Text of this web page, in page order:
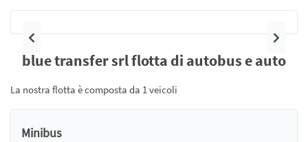
Precedente
blue transfer srl flotta di autobus e auto
La nostra flotta è composta da 1 veicoli
Minibus